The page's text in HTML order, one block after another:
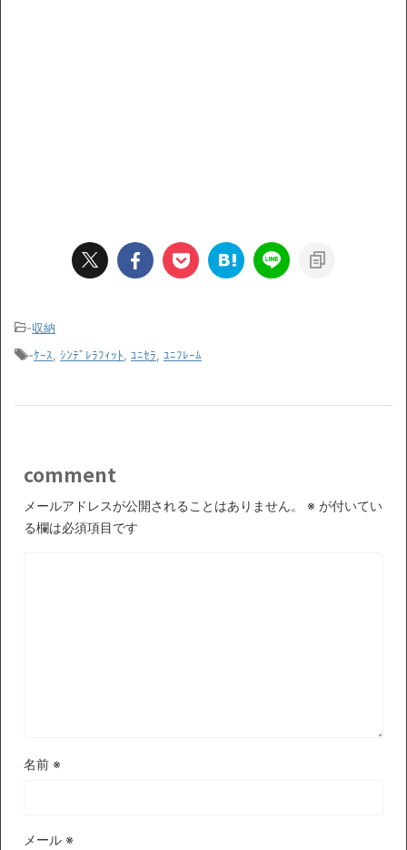
-収納
-ｹｰｽ, ｼﾝﾃﾞﾚﾗﾌｨｯﾄ, ﾕﾆｾﾗ, ﾕﾆﾌﾚｰﾑ
comment
メールアドレスが公開されることはありません。 ※ が付いてい
る欄は必須項目です
名前 ※
メール ※